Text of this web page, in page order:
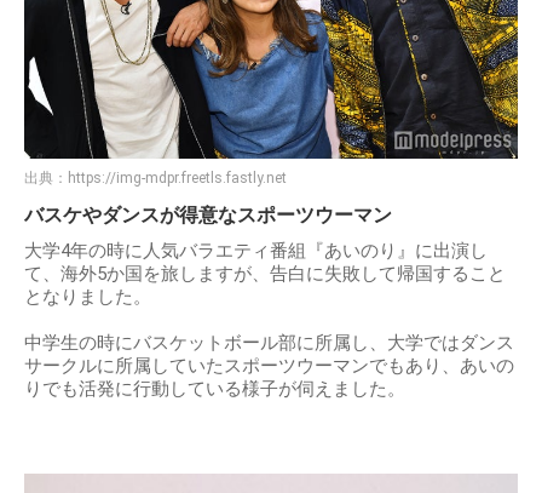
出典： https://img-mdpr.freetls.fastly.net
バスケやダンスが得意なスポーツウーマン
大学4年の時に人気バラエティ番組『あいのり』に出演し
て、海外5か国を旅しますが、告白に失敗して帰国すること
となりました。
中学生の時にバスケットボール部に所属し、大学ではダンス
サークルに所属していたスポーツウーマンでもあり、あいの
りでも活発に行動している様子が伺えました。